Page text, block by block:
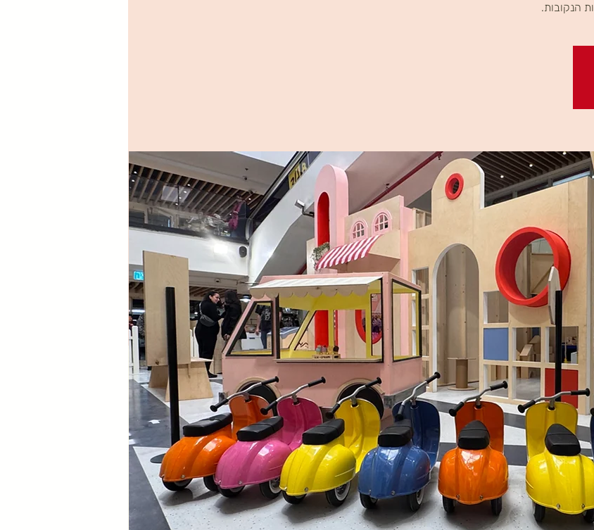
הנקובות.